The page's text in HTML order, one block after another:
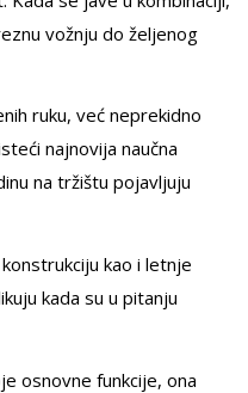
vožnju do željenog
ruku, već neprekidno
najnovija naučna
na tržištu pojavljuju
kao i letnje
kada su u pitanju
osnovne funkcije, ona